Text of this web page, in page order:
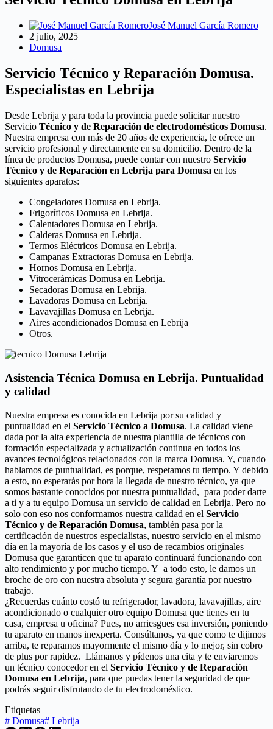
José Manuel García Romero
2 julio, 2025
Domusa
Servicio Técnico y Reparación Domusa.
Especialistas en Lebrija
Desde Lebrija y para toda la provincia puede solicitar nuestro
Servicio Técnico y de Reparación de electrodomésticos Domusa.
Nuestra empresa con más de 20 años de experiencia, le ofrece un
servicio profesional y directamente en su domicilio. Dentro de la
línea de productos Domusa, puede contar con nuestro Servicio
Técnico y de Reparación en Lebrija para Domusa en los
siguientes aparatos:
Congeladores Domusa en Lebrija.
Frigoríficos Domusa en Lebrija.
Calentadores Domusa en Lebrija.
Calderas Domusa en Lebrija.
Termos Eléctricos Domusa en Lebrija.
Campanas Extractoras Domusa en Lebrija.
Hornos Domusa en Lebrija.
Vitrocerámicas Domusa en Lebrija.
Secadoras Domusa en Lebrija.
Lavadoras Domusa en Lebrija.
Lavavajillas Domusa en Lebrija.
Aires acondicionados Domusa en Lebrija
Otros.
Asistencia Técnica Domusa en Lebrija. Puntualidad
y calidad
Nuestra empresa es conocida en Lebrija por su calidad y
puntualidad en el Servicio Técnico a Domusa. La calidad viene
dada por la alta experiencia de nuestra plantilla de técnicos con
formación especializada y actualización continua en todos los
avances tecnológicos relacionados con la marca Domusa. Y, cuando
hablamos de puntualidad, es porque, respetamos tu tiempo. Y debido
a esto, no esperarás por hora la llegada de nuestro técnico, ya que
somos bastante conocidos por nuestra puntualidad, para poder darte
a ti y a tu equipo Domusa un servicio de calidad en Lebrija. Pero no
solo con eso nos conformamos nuestra calidad en el Servicio
Técnico y de Reparación Domusa, también pasa por la
certificación de nuestros especialistas, nuestro servicio en el mismo
día en la mayoría de los casos y el uso de recambios originales
Domusa que garanticen que tu aparato continuará funcionando con
alto rendimiento y por mucho tiempo. Y a todo esto, le damos un
broche de oro con nuestra absoluta y segura garantía por nuestro
trabajo.
¿Recuerdas cuánto costó tu refrigerador, lavadora, lavavajillas, aire
acondicionado o cualquier otro equipo Domusa que tienes en tu
casa, empresa u oficina? Pues, no arriesgues esa inversión, poniendo
tu aparato en manos inexperta. Consúltanos, ya que como te dijimos
arriba, te reparamos mayormente el mismo día y lo mejor, sin cobro
de plus por rapidez. Llámanos y pídenos una cita y te enviaremos
un técnico conocedor en el Servicio Técnico y de Reparación
Domusa en Lebrija, para que puedas tener la seguridad de que
podrás seguir disfrutando de tu electrodoméstico.
Etiquetas
# Domusa# Lebrija